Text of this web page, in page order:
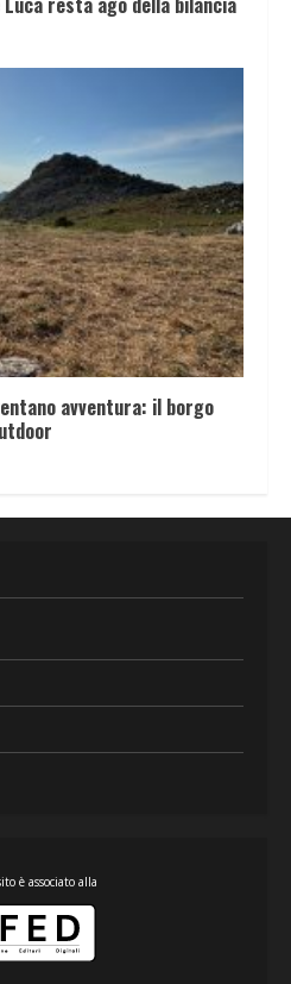
avventura: il borgo
è associato alla